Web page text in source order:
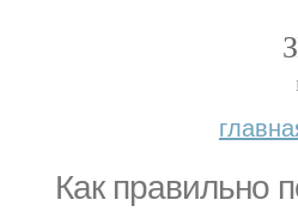
Как правильно